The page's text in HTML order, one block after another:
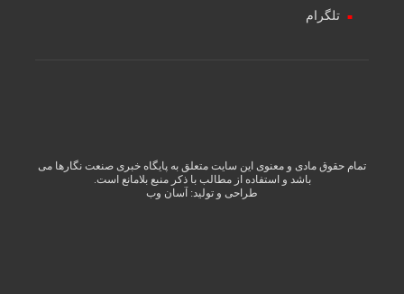
تلگرام
تمام حقوق مادی و معنوی این سایت متعلق به پایگاه خبری صنعت نگارها می
باشد و استفاده از مطالب با ذکر منبع بلامانع است.
طراحی و تولید: آسان وب